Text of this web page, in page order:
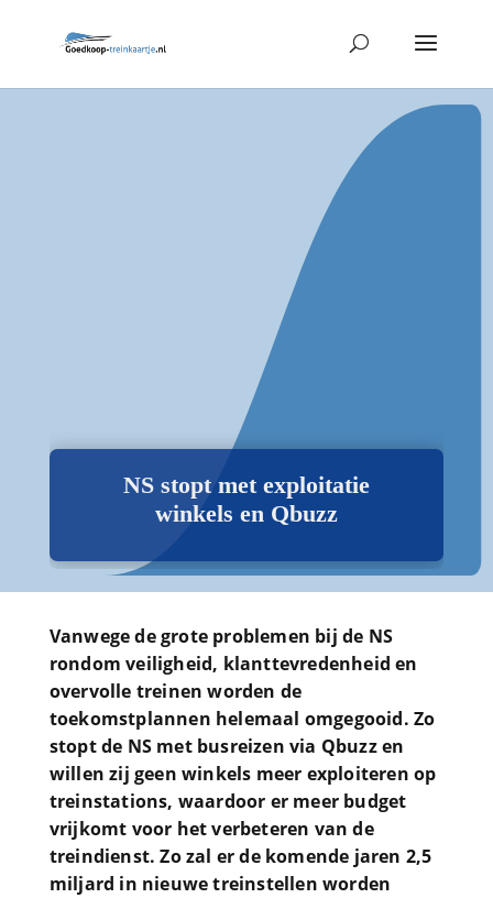
NS stopt met exploitatie
winkels en Qbuzz
Vanwege de grote problemen bij de NS
rondom veiligheid, klanttevredenheid en
overvolle treinen worden de
toekomstplannen helemaal omgegooid. Zo
stopt de NS met busreizen via Qbuzz en
willen zij geen winkels meer exploiteren op
treinstations, waardoor er meer budget
vrijkomt voor het verbeteren van de
treindienst. Zo zal er de komende jaren 2,5
miljard in nieuwe treinstellen worden